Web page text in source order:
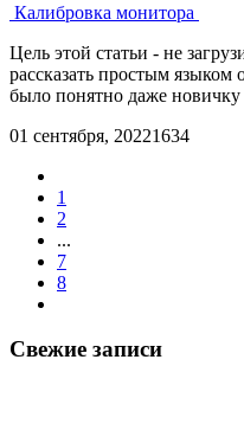
Калибровка монитора
Цель этой статьи - не
рассказать простым языком
было понятно даже новичку
01 сентября, 20221634
1
2
...
7
8
Свежие записи